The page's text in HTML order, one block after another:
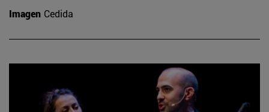
Imagen Cedida